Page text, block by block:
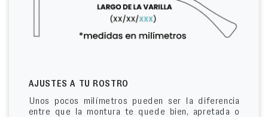
AJUSTES A TU ROSTRO
Unos pocos milímetros pueden ser la diferencia
entre que la montura te quede bien, apretada o